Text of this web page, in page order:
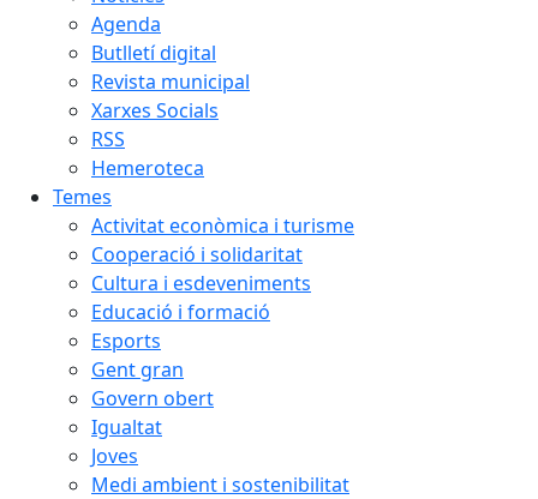
Agenda
Butlletí digital
Revista municipal
Xarxes Socials
RSS
Hemeroteca
Temes
Activitat econòmica i turisme
Cooperació i solidaritat
Cultura i esdeveniments
Educació i formació
Esports
Gent gran
Govern obert
Igualtat
Joves
Medi ambient i sostenibilitat